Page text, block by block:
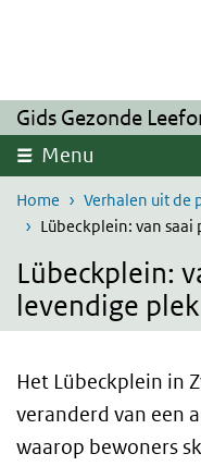
Overslaan en naar de
Gids Gezonde
Menu
Home
Verhalen uit de
Lübeckplein: van
Lübeckplein:
levendige plek
Het Lübeckplein in
veranderd van een
waarop bewoners